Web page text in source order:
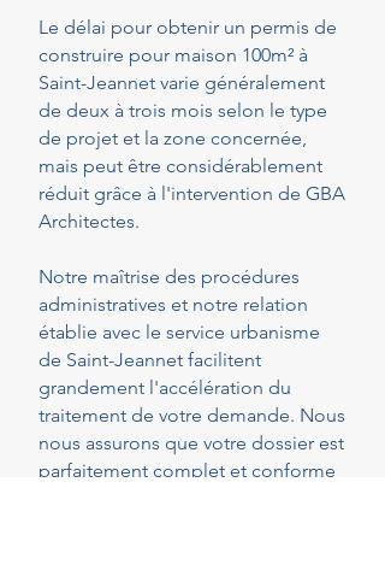
Le délai pour obtenir un permis de
construire pour maison 100m² à
Saint-Jeannet varie généralement
de deux à trois mois selon le type
de projet et la zone concernée,
mais peut être considérablement
réduit grâce à l'intervention de GBA
Architectes.
Notre maîtrise des procédures
administratives et notre relation
établie avec le service urbanisme
de Saint-Jeannet facilitent
grandement l'accélération du
traitement de votre demande. Nous
nous assurons que votre dossier est
parfaitement complet et conforme